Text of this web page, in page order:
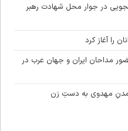
در جوار محل شهادت رهبر
آغاز کرد
مداحان ایران و جهان عرب در
مهدوی به دستِ زن